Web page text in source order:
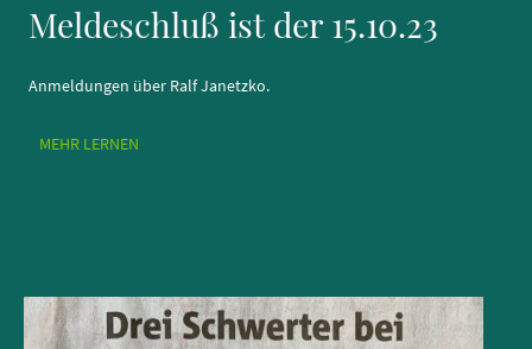
Meldeschluß ist der 15.10.23
Anmeldungen über Ralf Janetzko.
MEHR LERNEN